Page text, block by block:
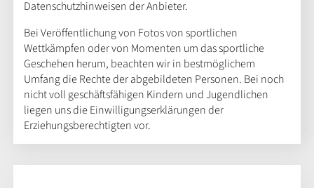
Datenschutzhinweisen der Anbieter.
Bei Veröffentlichung von Fotos von sportlichen
Wettkämpfen oder von Momenten um das sportliche
Geschehen herum, beachten wir in bestmöglichem
Umfang die Rechte der abgebildeten Personen. Bei noch
nicht voll geschäftsfähigen Kindern und Jugendlichen
liegen uns die Einwilligungserklärungen der
Erziehungsberechtigten vor.